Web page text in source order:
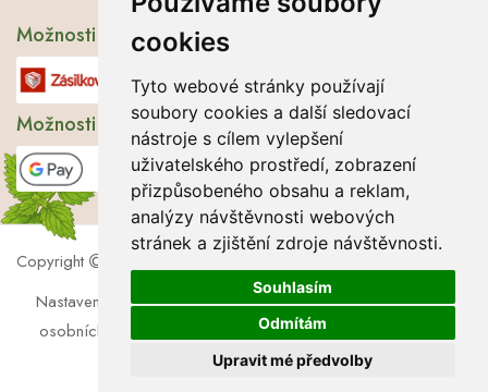
cookies
Tyto webové stránky používají
soubory cookies a další sledovací
nástroje s cílem vylepšení
uživatelského prostředí, zobrazení
přizpůsobeného obsahu a reklam,
analýzy návštěvnosti webových
stránek a zjištění zdroje návštěvnosti.
Souhlasím
Odmítám
Upravit mé předvolby
Možnosti dopravy
Možnosti platby
Copyright
2026 Lbros s.r.o.
Nastavení cookies|Soubory cookies|Zásady zpracování
osobních údajů
Souhlas se zpracováním osobních údajů